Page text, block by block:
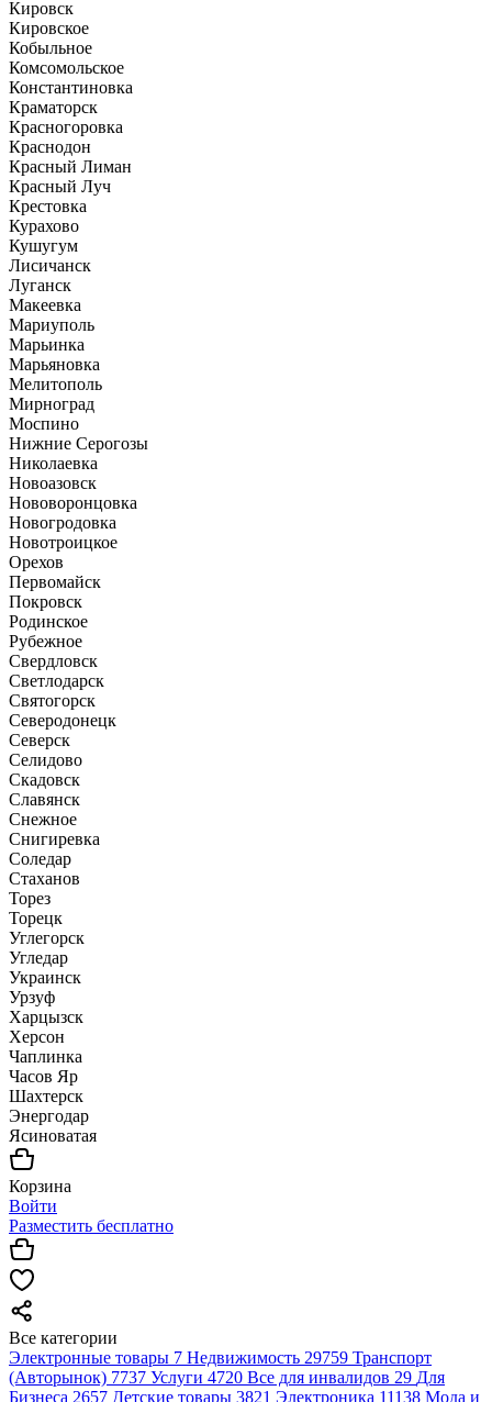
Кировск
Кировское
Кобыльное
Комсомольское
Константиновка
Краматорск
Красногоровка
Краснодон
Красный Лиман
Красный Луч
Крестовка
Курахово
Кушугум
Лисичанск
Луганск
Макеевка
Мариуполь
Марьинка
Марьяновка
Мелитополь
Мирноград
Моспино
Нижние Серогозы
Николаевка
Новоазовск
Нововоронцовка
Новогродовка
Новотроицкое
Орехов
Первомайск
Покровск
Родинское
Рубежное
Свердловск
Светлодарск
Святогорск
Северодонецк
Северск
Селидово
Скадовск
Славянск
Снежное
Снигиревка
Соледар
Стаханов
Торез
Торецк
Углегорск
Угледар
Украинск
Урзуф
Харцызск
Херсон
Чаплинка
Часов Яр
Шахтерск
Энергодар
Ясиноватая
Корзина
Войти
Разместить бесплатно
Все категории
Электронные товары 7 Недвижимость 29759 Транспорт
(Авторынок) 7737 Услуги 4720 Все для инвалидов 29 Для
Бизнеса 2657 Детские товары 3821 Электроника 11138 Мода и